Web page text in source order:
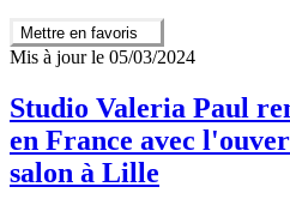
Mettre en favoris
Mis à jour le 05/03/2024
Studio Valeria Paul
en France avec
salon à Lille